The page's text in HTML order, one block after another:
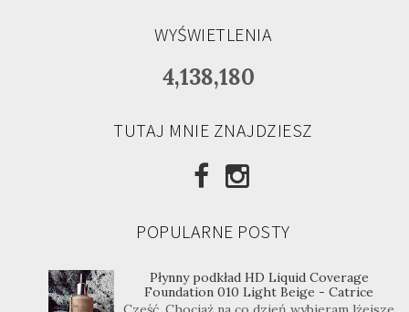
WYŚWIETLENIA
4,138,180
TUTAJ MNIE ZNAJDZIESZ
POPULARNE POSTY
Płynny podkład HD Liquid Coverage
Foundation 010 Light Beige - Catrice